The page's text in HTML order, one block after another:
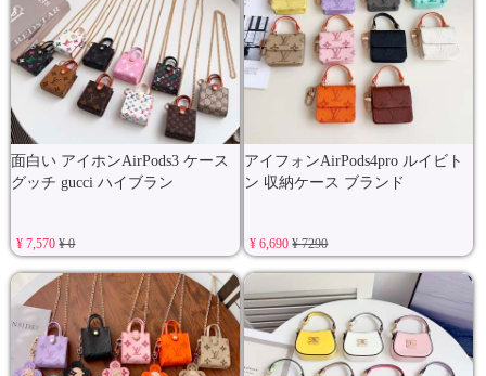
面白い アイホンAirPods3 ケース
グッチ gucci ハイブラン
¥ 7,570¥ 0
アイフォンAirPods4pro ルイビト
ン 収納ケース ブランド
¥ 6,690¥ 7290